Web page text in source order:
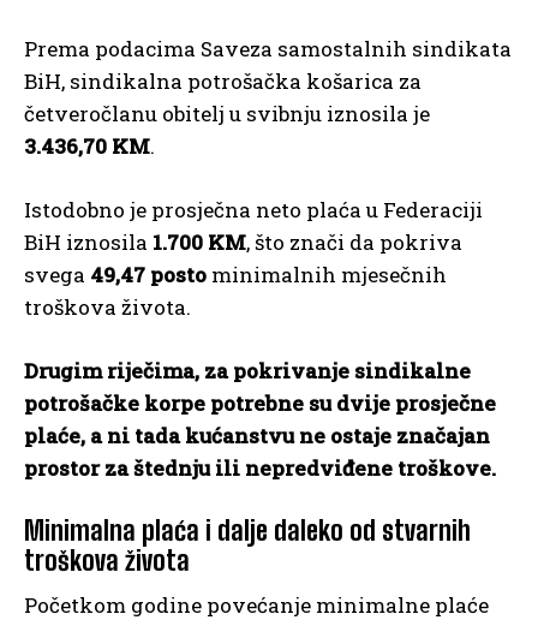
Prema podacima Saveza samostalnih sindikata
BiH, sindikalna potrošačka košarica za
četveročlanu obitelj u svibnju iznosila je
3.436,70 KM.
Istodobno je prosječna neto plaća u Federaciji
BiH iznosila 1.700 KM, što znači da pokriva
svega 49,47 posto minimalnih mjesečnih
troškova života.
Drugim riječima, za pokrivanje sindikalne
potrošačke korpe potrebne su dvije prosječne
plaće, a ni tada kućanstvu ne ostaje značajan
prostor za štednju ili nepredviđene troškove.
Minimalna plaća i dalje daleko od stvarnih
troškova života
Početkom godine povećanje minimalne plaće